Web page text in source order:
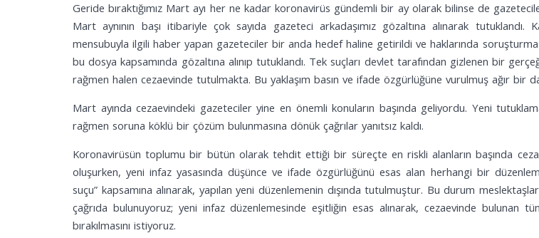
Geride bıraktığımız Mart ayı her ne kadar koronavirüs gündemli bir ay olarak bilinse de
Mart aynının başı itibariyle çok sayıda gazeteci arkadaşımız gözaltına alınarak
mensubuyla ilgili haber yapan gazeteciler bir anda hedef haline getirildi ve haklarında soruşturma
bu dosya kapsamında gözaltına alınıp tutuklandı. Tek suçları devlet tarafından gizlenen bir
rağmen halen cezaevinde tutulmakta. Bu yaklaşım basın ve ifade özgürlüğüne vurulmuş ağır bir
Mart ayında cezaevindeki gazeteciler yine en önemli konuların başında geliyordu. Yeni
rağmen soruna köklü bir çözüm bulunmasına dönük çağrılar yanıtsız kaldı.
Koronavirüsün toplumu bir bütün olarak tehdit ettiği bir süreçte en riskli alanların başında
oluşurken, yeni infaz yasasında düşünce ve ifade özgürlüğünü esas alan herhangi bir
suçu” kapsamına alınarak, yapılan yeni düzenlemenin dışında tutulmuştur. Bu durum
çağrıda bulunuyoruz; yeni infaz düzenlemesinde eşitliğin esas alınarak, cezaevinde
bırakılmasını istiyoruz.